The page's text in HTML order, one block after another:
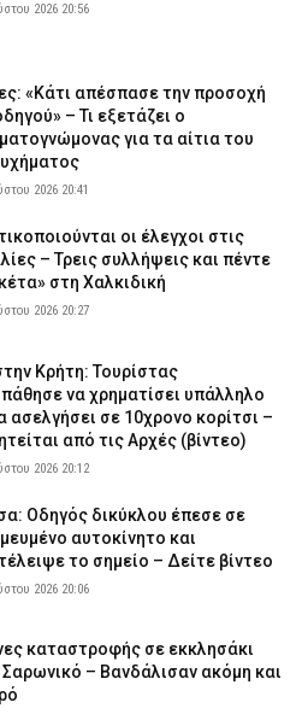
2026 20:56
«Κάτι απέσπασε την προσοχή
– Τι εξετάζει ο
για τα αίτια του
2026 20:41
οι έλεγχοι στις
– Τρεις συλλήψεις και πέντε
στη Χαλκιδική
2026 20:27
Κρήτη: Τουρίστας
να χρηματίσει υπάλληλο
ασελγήσει σε 10χρονο κορίτσι –
από τις Αρχές (βίντεο)
2026 20:12
Οδηγός δικύκλου έπεσε σε
αυτοκίνητο και
το σημείο – Δείτε βίντεο
2026 20:06
καταστροφής σε εκκλησάκι
– Βανδάλισαν ακόμη και